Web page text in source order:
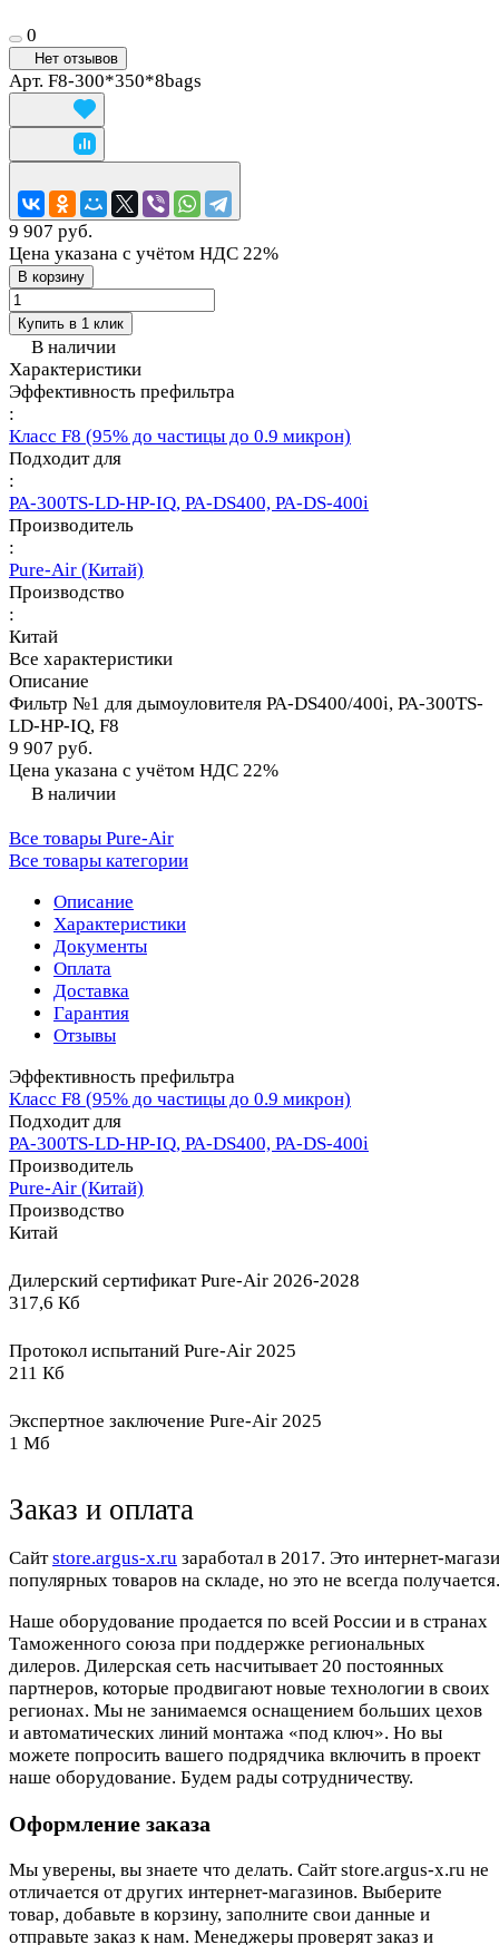
0
Нет отзывов
Арт. F8-300*350*8bags
9 907 руб.
Цена указана с учётом НДС 22%
В корзину
Купить в 1 клик
В наличии
Характеристики
Эффективность префильтра
:
Класс F8 (95% до частицы до 0.9 микрон)
Подходит для
:
PA-300TS-LD-HP-IQ, PA-DS400, PA-DS-400i
Производитель
:
Pure-Air (Китай)
Производство
:
Китай
Все характеристики
Описание
Фильтр №1 для дымоуловителя PA-DS400/400i, PA-300TS-
LD-HP-IQ, F8
9 907 руб.
Цена указана с учётом НДС 22%
В наличии
Все товары Pure-Air
Все товары категории
Описание
Характеристики
Документы
Оплата
Доставка
Гарантия
Отзывы
Эффективность префильтра
Класс F8 (95% до частицы до 0.9 микрон)
Подходит для
PA-300TS-LD-HP-IQ, PA-DS400, PA-DS-400i
Производитель
Pure-Air (Китай)
Производство
Китай
Дилерский сертификат Pure-Air 2026-2028
317,6 Кб
Протокол испытаний Pure-Air 2025
211 Кб
Экспертное заключение Pure-Air 2025
1 Мб
Заказ и оплата
Cайтstore.argus-x.ru заработал в 2017. Это интернет-
популярных товаров на складе, но это не всегда
Наше оборудование продается по всей России и в странах
Таможенного союза при поддержке региональных
дилеров. Дилерская сеть насчитывает 20 постоянных
партнеров, которые продвигают новые технологии в своих
регионах. Мы не занимаемся оснащением больших цехов
и автоматических линий монтажа «под ключ». Но вы
можете попросить вашего подрядчика включить в проект
наше оборудование. Будем рады сотрудничеству.
Оформление заказа
Мы уверены, вы знаете что делать. Сайт store.argus-x.ru не
отличается от других интернет-магазинов. Выберите
товар, добавьте в корзину, заполните свои данные и
отправьте заказ к нам. Менеджеры проверят заказ и